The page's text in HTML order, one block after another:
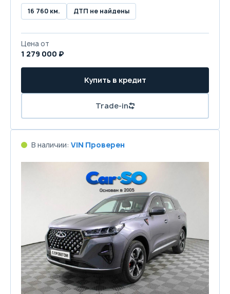
16 760 км. ДТП не найдены
Цена от
1 279 000 ₽
Купить в кредит
Trade-in
В наличии: VIN Проверен